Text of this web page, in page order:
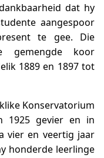
dat hy
aangespoor
te gee. Die
gemengde koor
1889 en 1897 tot
Konservatorium
1925 gevier en in
vier en veertig jaar
honderde leerlinge